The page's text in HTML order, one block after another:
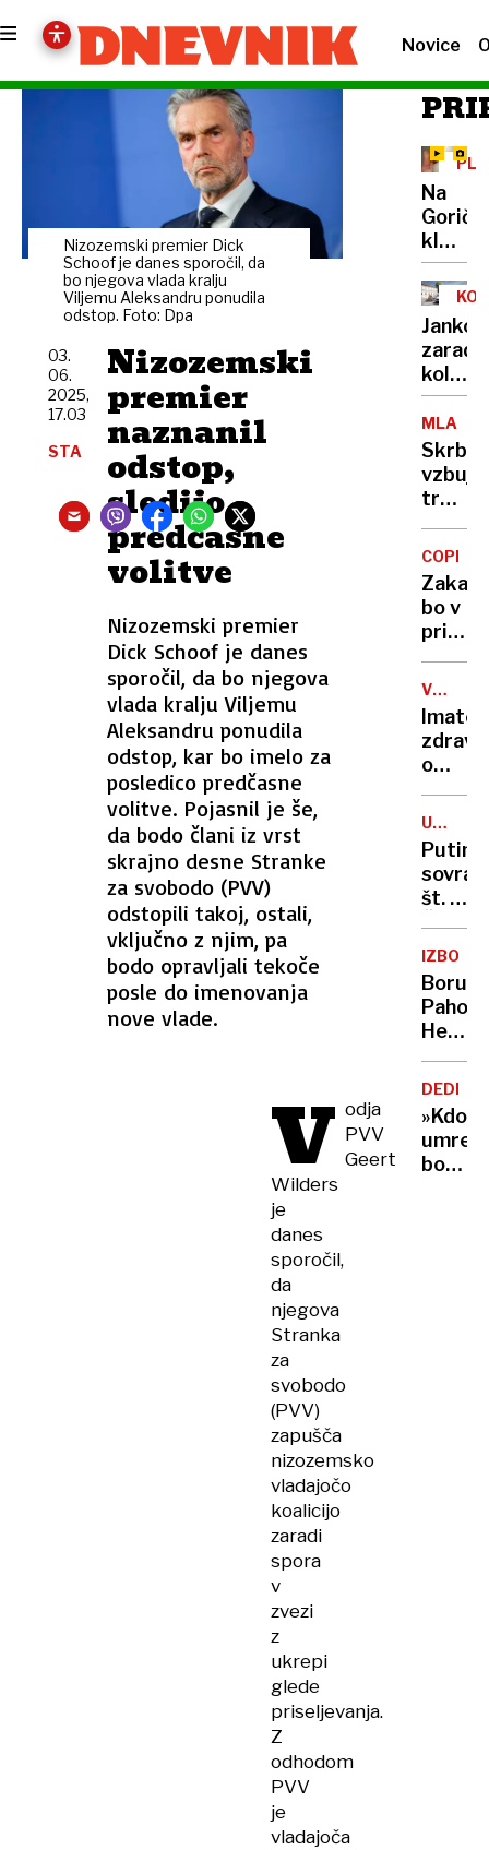
Novice
Nizozemski premier Dick
Schoof je danes sporočil, da
bo njegova vlada kralju
Viljemu Aleksandru ponudila
odstop. Foto: Dpa
Nizozemski
premier
naznanil
odstop,
sledijo
predčasne
volitve
Nizozemski premier
Dick Schoof je danes
sporočil, da bo njegova
vlada kralju Viljemu
Aleksandru ponudila
odstop, kar bo imelo za
posledico predčasne
volitve. Pojasnil je še,
da bodo člani iz vrst
skrajno desne Stranke
za svobodo (PVV)
odstopili takoj, ostali,
vključno z njim, pa
bodo opravljali tekoče
posle do imenovanja
nove vlade.
03.
06.
2025,
17.03
STA
V odja
PVV
Geert
Wilders
je
danes
sporočil,
da
njegova
Stranka
za
svobodo
(PVV)
zapušča
nizozemsko
vladajočo
koalicijo
zaradi
spora
v
zvezi
z
ukrepi
glede
priseljevanja.
Z
odhodom
PVV
je
vladajoča
Na
debela
toča
zaradi
dirke
po
MLADI
Skrb
trend:
Manj
gibanja
ter
več
stisk
in
Zakaj
bo v
dneh
nebo
z
NEDA
Imate
Kaj
mora
in
česa
ne
sme
vedeti
vaš
UDAREC
ZA
RUSIJO
št. 1:
Človek,
ki
stoji
za
na
ruske
IZBOR
Borut
Pahor,
Helena
Cene
Prevc:
imena
»Kdor
umre
bogat,